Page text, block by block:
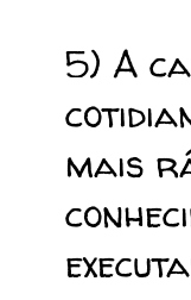
5) A
mais